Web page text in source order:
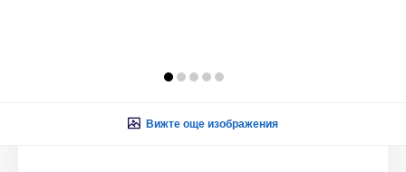
Вижте още изображения